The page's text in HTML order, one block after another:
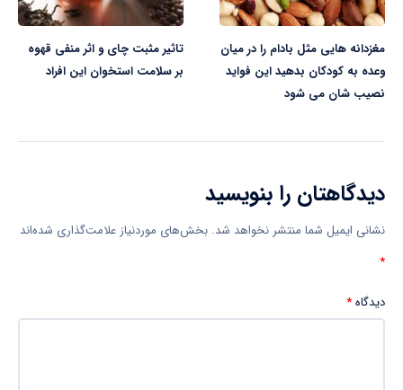
مغزدانه هایی مثل بادام را در میان
وعده به کودکان بدهید این فواید
نصیب شان می شود
تاثیر مثبت چای و اثر منفی قهوه
بر سلامت استخوان‌ این افراد
دیدگاهتان را بنویسید
نشانی ایمیل شما منتشر نخواهد شد. بخش‌های موردنیاز علامت‌گذاری شده‌اند
*
دیدگاه*